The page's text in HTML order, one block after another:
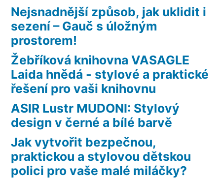
Nejsnadnější způsob, jak uklidit i
sezení – Gauč s úložným
prostorem!
Žebříková knihovna VASAGLE
Laida hnědá - stylové a praktické
řešení pro vaši knihovnu
ASIR Lustr MUDONI: Stylový
design v černé a bílé barvě
Jak vytvořit bezpečnou,
praktickou a stylovou dětskou
polici pro vaše malé miláčky?